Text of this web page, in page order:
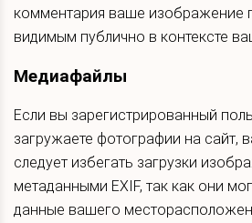
комментария ваше изображение
видимым публично в контексте
Медиафайлы
Если вы зарегистрированный
загружаете фотографии на сайт,
следует избегать загрузки
метаданными EXIF, так как они
данные вашего